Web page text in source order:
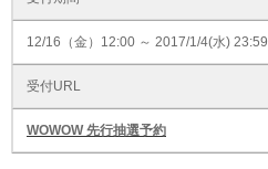
12/16（金）12:00 ～ 2017/1/4(水) 23:59
受付URL
WOWOW 先行抽選予約